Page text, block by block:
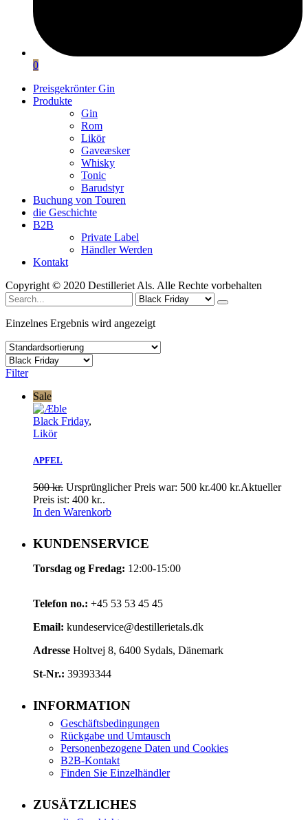
0
Preisgekrönter Gin
Produkte
Gin
Rom
Likör
Gaveæsker
Whisky
Tonic
Barudstyr
Buchung von Touren
die Geschichte
B2B
Private Label
Händler Werden
Kontakt
Copyright © 2020 Destilleriet Als. Alle Rechte vorbehalten
Search
for
Einzelnes Ergebnis wird angezeigt
Filter
Sale
Black Friday,
Likör
APFEL
500 kr. Ursprünglicher Preis war: 500 kr.400 kr.Aktueller
Preis ist: 400 kr..
In den Warenkorb
KUNDENSERVICE
Torsdag og Fredag: 12:00-15:00
Telefon no.: +45 53 53 45 45
Email: kundeservice@destillerietals.dk
Adresse Holtvej 8, 6400 Sydals, Dänemark
St-Nr.: 39393344
INFORMATION
Geschäftsbedingungen
Rückgabe und Umtausch
Personenbezogene Daten und Cookies
B2B-Kontakt
Finden Sie Einzelhändler
ZUSÄTZLICHES